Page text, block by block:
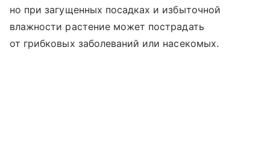
но при загущенных посадках и избыточной
влажности растение может пострадать
от грибковых заболеваний или насекомых.